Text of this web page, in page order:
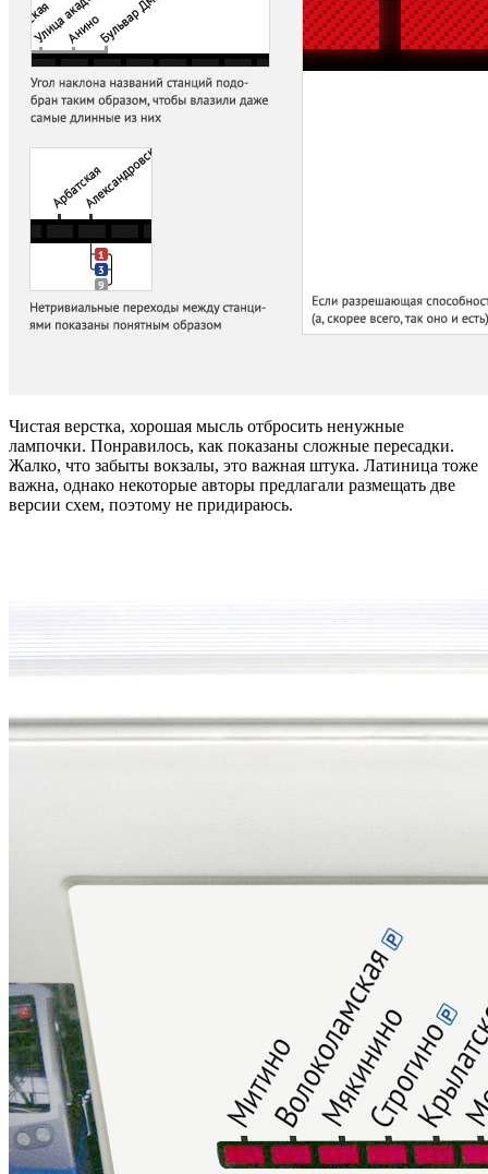
Чистая верстка, хорошая мысль отбросить ненужные
лампочки. Понравилось, как показаны сложные пересадки.
Жалко, что забыты вокзалы, это важная штука. Латиница тоже
важна, однако некоторые авторы предлагали размещать две
версии схем, поэтому не придираюсь.